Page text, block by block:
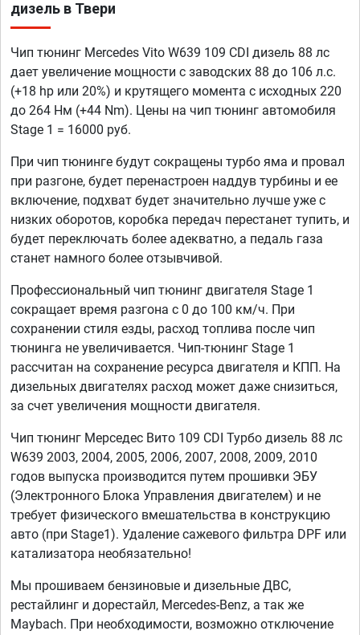
дизель в Твери
Чип тюнинг Mercedes Vito W639 109 CDI дизель 88 лс
дает увеличение мощности с заводских 88 до 106 л.с.
(+18 hp или 20%) и крутящего момента с исходных 220
до 264 Нм (+44 Nm). Цены на чип тюнинг автомобиля
Stage 1 = 16000 руб.
При чип тюнинге будут сокращены турбо яма и провал
при разгоне, будет перенастроен наддув турбины и ее
включение, подхват будет значительно лучше уже с
низких оборотов, коробка передач перестанет тупить, и
будет переключать более адекватно, а педаль газа
станет намного более отзывчивой.
Профессиональный чип тюнинг двигателя Stage 1
сокращает время разгона с 0 до 100 км/ч. При
сохранении стиля езды, расход топлива после чип
тюнинга не увеличивается. Чип-тюнинг Stage 1
рассчитан на сохранение ресурса двигателя и КПП. На
дизельных двигателях расход может даже снизиться,
за счет увеличения мощности двигателя.
Чип тюнинг Мерседес Вито 109 CDI Турбо дизель 88 лс
W639 2003, 2004, 2005, 2006, 2007, 2008, 2009, 2010
годов выпуска производится путем прошивки ЭБУ
(Электронного Блока Управления двигателем) и не
требует физического вмешательства в конструкцию
авто (при Stage1). Удаление сажевого фильтра DPF или
катализатора необязательно!
Мы прошиваем бензиновые и дизельные ДВС,
рестайлинг и дорестайл, Mercedes-Benz, а так же
Maybach. При необходимости, возможно отключение